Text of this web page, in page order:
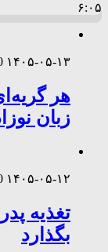
۶:۰۵
۱۴۰۵-۰۵-۱۳
هر
زبان
۱۴۰۵-۰۵-۱۲
تغذیه
بگذارد